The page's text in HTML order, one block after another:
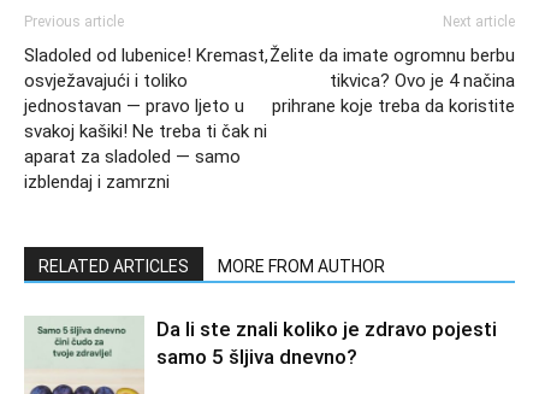
Previous article
Sladoled od lubenice! Kremast,
osvježavajući i toliko
jednostavan — pravo ljeto u
svakoj kašiki! Ne treba ti čak ni
aparat za sladoled — samo
izblendaj i zamrzni
Next article
Želite da imate ogromnu berbu
tikvica? Ovo je 4 načina
prihrane koje treba da koristite
RELATED ARTICLES MORE FROM AUTHOR
Da li ste znali koliko je zdravo pojesti
samo 5 šljiva dnevno?